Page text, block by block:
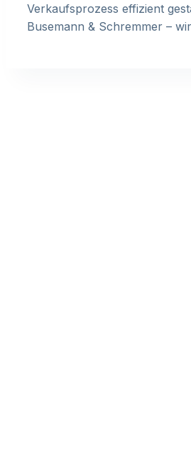
Verkaufsprozess effizient
Busemann & Schremmer –